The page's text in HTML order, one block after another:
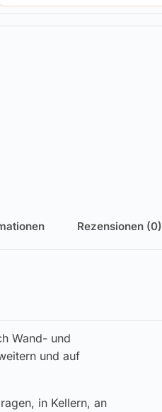
Rezensionen (0)
Wand- und
und auf
in Kellern, an